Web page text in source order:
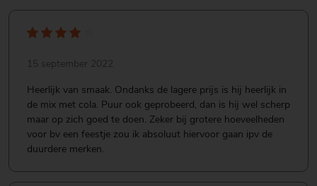
15 september 2022
Heerlijk van smaak. Ondanks de lagere prijs is hij heerlijk in
de mix met cola. Puur ook geprobeerd, dan is hij wel scherp
maar op zich goed te doen. Zeker bij grotere hoeveelheden
voor bv een feestje zou ik absoluut hiervoor gaan ipv de
duurdere merken.